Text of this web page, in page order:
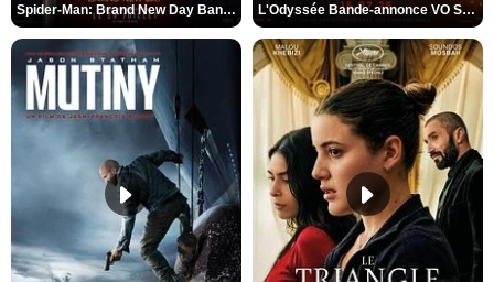
Spider-Man: Brand New Day Bande-annonce VO STFR L'Odyssée Bande-annonce VO STFR